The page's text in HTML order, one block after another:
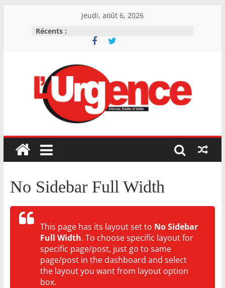
jeudi, août 6, 2026
Récents :
L'Urgence
f
e
No Sidebar Full Width
This page has its layout set to No Sidebar
Full Width. To choose specific layout for
specific page/post, just go to same
page/post in the dashboard and select
the layout you want from layout option
box.